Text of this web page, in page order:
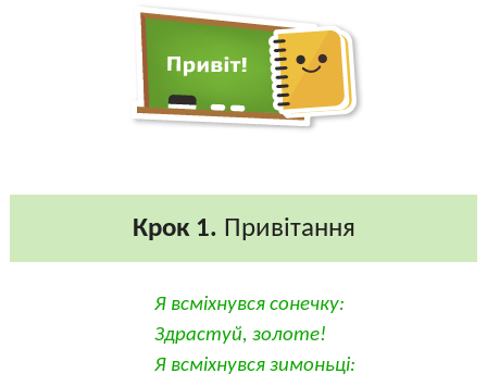
Крок 1. Привітання
Я всміхнувся сонечку:
Здрастуй, золоте!
Я всміхнувся зимоньці: